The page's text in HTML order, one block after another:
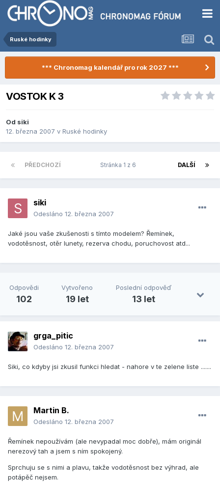
Ruské hodinky
*** Chronomag kalendář pro rok 2027 ***
VOSTOK K 3
Od siki
12. března 2007 v Ruské hodinky
PŘEDCHOZÍ DALŠÍ
Stránka 1 z 6
siki
Odesláno 12. března 2007
Jaké jsou vaše zkušenosti s tímto modelem? Řemínek,
vodotěsnost, otěr lunety, rezerva chodu, poruchovost atd...
Odpovědi
102
Vytvořeno
19 let
Poslední odpověď
13 let
grga_pitic
Odesláno 12. března 2007
Siki, co kdyby jsi zkusil funkci hledat - nahore v te zelene liste .......
Martin B.
Odesláno 12. března 2007
Řemínek nepoužívám (ale nevypadal moc dobře), mám originál
nerezový tah a jsem s ním spokojený.
Sprchuju se s nimi a plavu, takže vodotěsnost bez výhrad, ale
potápěč nejsem.